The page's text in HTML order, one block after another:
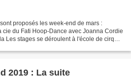
proposés les week-end de mars :
cie du Fati Hoop-Dance avec Joanna Cordie
Les stages se déroulent à l'école de cirque
2019 : La suite